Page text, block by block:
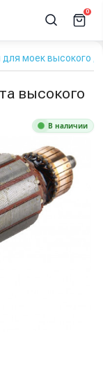
0
для моек высокого
высокого
В наличии